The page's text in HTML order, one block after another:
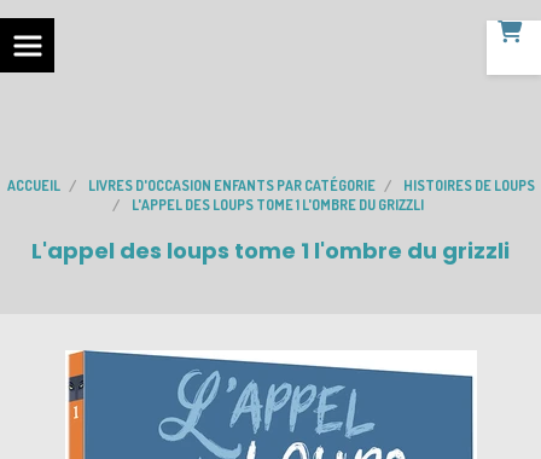
ACCUEIL LIVRES D'OCCASION ENFANTS PAR CATÉGORIE
HISTOIRES DE LOUPS
L'APPEL DES LOUPS TOME 1 L'OMBRE DU GRIZZLI
L'appel des loups tome 1 l'ombre du grizzli